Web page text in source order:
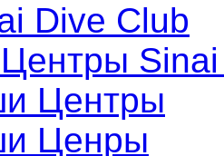
Dive Club
Sinai
Центры
Ценры